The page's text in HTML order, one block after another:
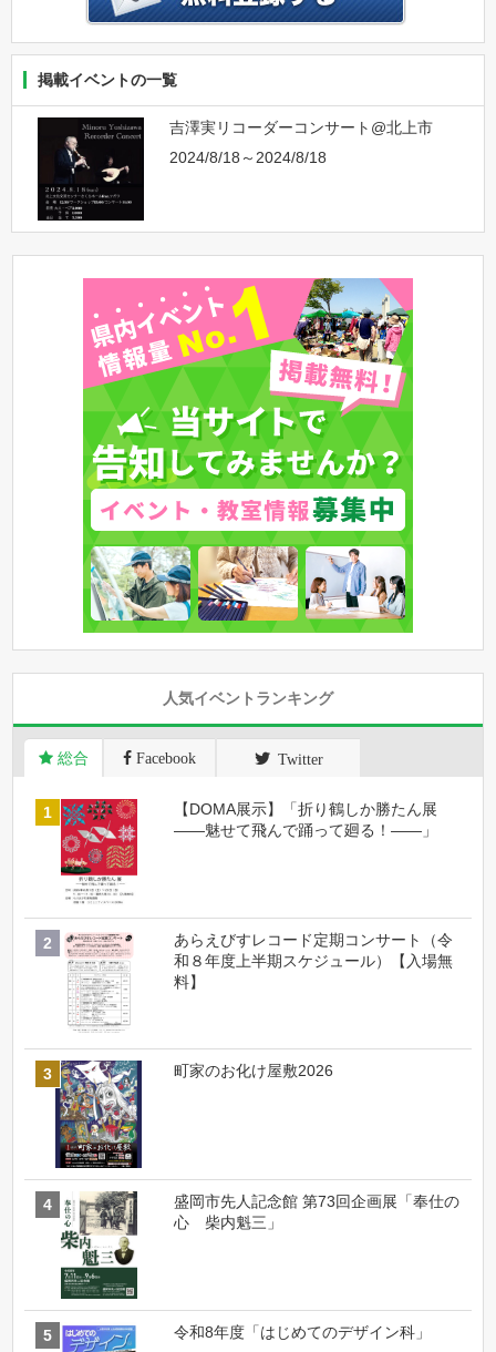
掲載イベントの一覧
吉澤実リコーダーコンサート@北上市
2024/8/18～2024/8/18
人気イベントランキング
総合 Facebook Twitter
【DOMA展示】「折り鶴しか勝たん展
――魅せて飛んで踊って廻る！――」
あらえびすレコード定期コンサート（令
和８年度上半期スケジュール）【入場無
料】
町家のお化け屋敷2026
盛岡市先人記念館 第73回企画展「奉仕の
心 柴内魁三」
令和8年度「はじめてのデザイン科」